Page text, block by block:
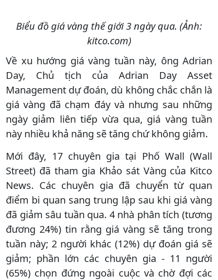
Biểu đồ giá vàng thế giới 3 ngày qua. (Ảnh:
kitco.com)
Về xu hướng giá vàng tuần này, ông Adrian
Day, Chủ tịch của Adrian Day Asset
Management dự đoán, dù không chắc chắn là
giá vàng đã chạm đáy và nhưng sau những
ngày giảm liên tiếp vừa qua, giá vàng tuần
này nhiều khả năng sẽ tăng chứ không giảm.
Mới đây, 17 chuyên gia tại Phố Wall (Wall
Street) đã tham gia Khảo sát Vàng của Kitco
News. Các chuyên gia đã chuyển từ quan
điểm bi quan sang trung lập sau khi giá vàng
đã giảm sâu tuần qua. 4 nhà phân tích (tương
đương 24%) tin rằng giá vàng sẽ tăng trong
tuần này; 2 người khác (12%) dự đoán giá sẽ
giảm; phần lớn các chuyên gia - 11 người
(65%) chọn đứng ngoài cuộc và chờ đợi các